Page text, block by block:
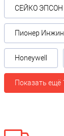
СЕЙКО
Пионер
Honeywell
Показать ещё